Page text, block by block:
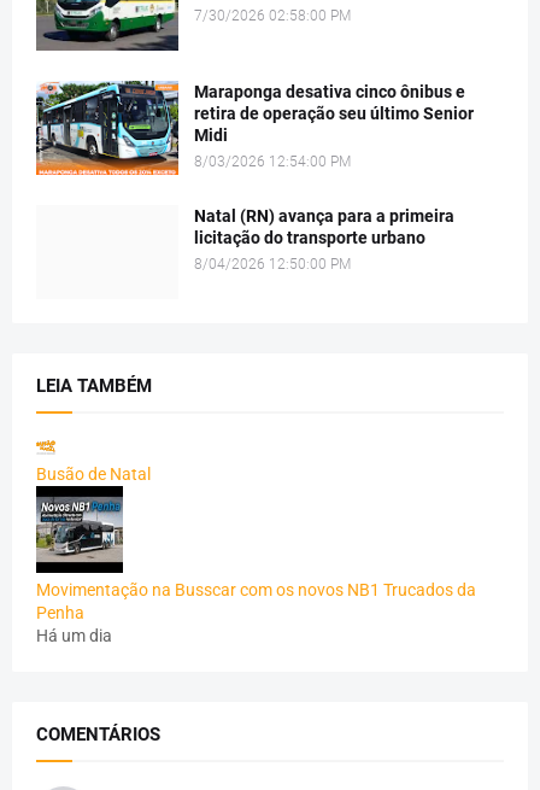
7/30/2026 02:58:00 PM
Maraponga desativa cinco ônibus e
retira de operação seu último Senior
Midi
8/03/2026 12:54:00 PM
Natal (RN) avança para a primeira
licitação do transporte urbano
8/04/2026 12:50:00 PM
LEIA TAMBÉM
Busão de Natal
Movimentação na Busscar com os novos NB1 Trucados da
Penha
Há um dia
COMENTÁRIOS